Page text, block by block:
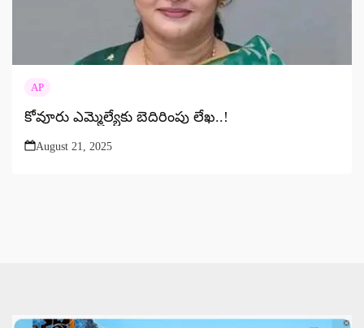
AP
కోవూరు ఎమ్మెల్యేకు బెదిరింపు లేఖ‌..!
August 21, 2025